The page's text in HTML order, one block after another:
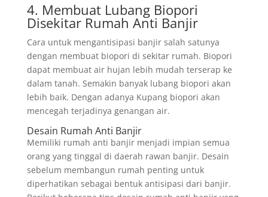
4. Membuat Lubang Biopori
Disekitar Rumah Anti Banjir
Cara untuk mengantisipasi banjir salah satunya
dengan membuat biopori di sekitar rumah. Biopori
dapat membuat air hujan lebih mudah terserap ke
dalam tanah. Semakin banyak lubang biopori akan
lebih baik. Dengan adanya Kupang biopori akan
mencegah terjadinya genangan air.
Desain Rumah Anti Banjir
Memiliki rumah anti banjir menjadi impian semua
orang yang tinggal di daerah rawan banjir. Desain
sebelum membangun rumah penting untuk
diperhatikan sebagai bentuk antisipasi dari banjir.